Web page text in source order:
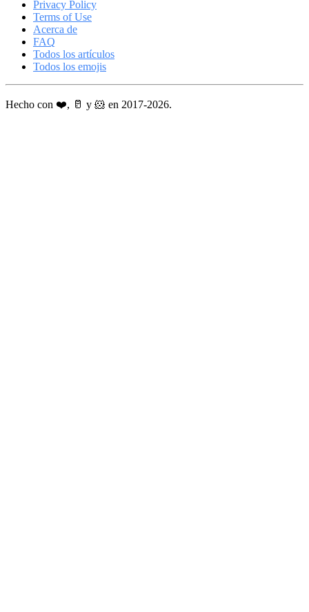
Privacy Policy
Terms of Use
Acerca de
FAQ
Todos los artículos
Todos los emojis
Hecho con ❤️, 🥛 y 🐹 en 2017-2026.